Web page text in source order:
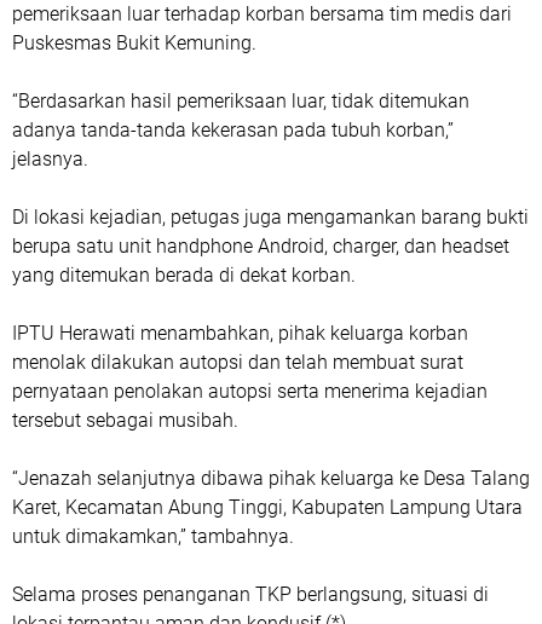
pemeriksaan luar terhadap korban bersama tim medis dari
Puskesmas Bukit Kemuning.
“Berdasarkan hasil pemeriksaan luar, tidak ditemukan
adanya tanda-tanda kekerasan pada tubuh korban,”
jelasnya.
Di lokasi kejadian, petugas juga mengamankan barang bukti
berupa satu unit handphone Android, charger, dan headset
yang ditemukan berada di dekat korban.
IPTU Herawati menambahkan, pihak keluarga korban
menolak dilakukan autopsi dan telah membuat surat
pernyataan penolakan autopsi serta menerima kejadian
tersebut sebagai musibah.
“Jenazah selanjutnya dibawa pihak keluarga ke Desa Talang
Karet, Kecamatan Abung Tinggi, Kabupaten Lampung Utara
untuk dimakamkan,” tambahnya.
Selama proses penanganan TKP berlangsung, situasi di